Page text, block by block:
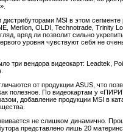
MSI в этом сегменте
Merlion, OLDI, Technotrade, Trinity
вряд ли позволит сильно
уровня чувствуют себя не
три вендора видеокарт: Leadtek,
от продукции ASUS, что
полезное. По видеокартам у
добавление продукции MSI в
не слишком динамично.
представлено лишь 20